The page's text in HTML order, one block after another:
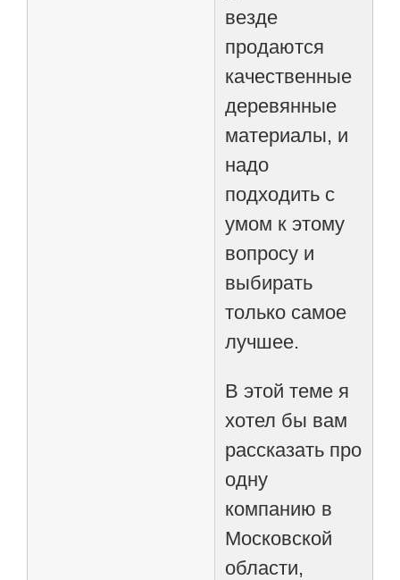
везде
продаются
качественные
деревянные
материалы, и
надо
подходить с
умом к этому
вопросу и
выбирать
только самое
лучшее.
В этой теме я
хотел бы вам
рассказать про
одну
компанию в
Московской
области,